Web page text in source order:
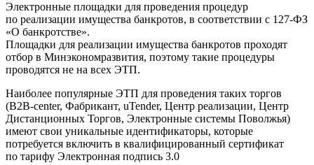
Электронные площадки для проведения процедур
по реализации имущества банкротов, в соответствии с 127-ФЗ
«О банкротстве».
Площадки для реализации имущества банкротов проходят
отбор в Минэкономразвития, поэтому такие процедуры
проводятся не на всех ЭТП.
Наиболее популярные ЭТП для проведения таких торгов
(B2B-center, Фабрикант, uTender, Центр реализации, Центр
Дистанционных Торгов, Электронные системы Поволжья)
имеют свои уникальные идентификаторы, которые
потребуется включить в квалифицированный сертификат
по тарифу Электронная подпись 3.0